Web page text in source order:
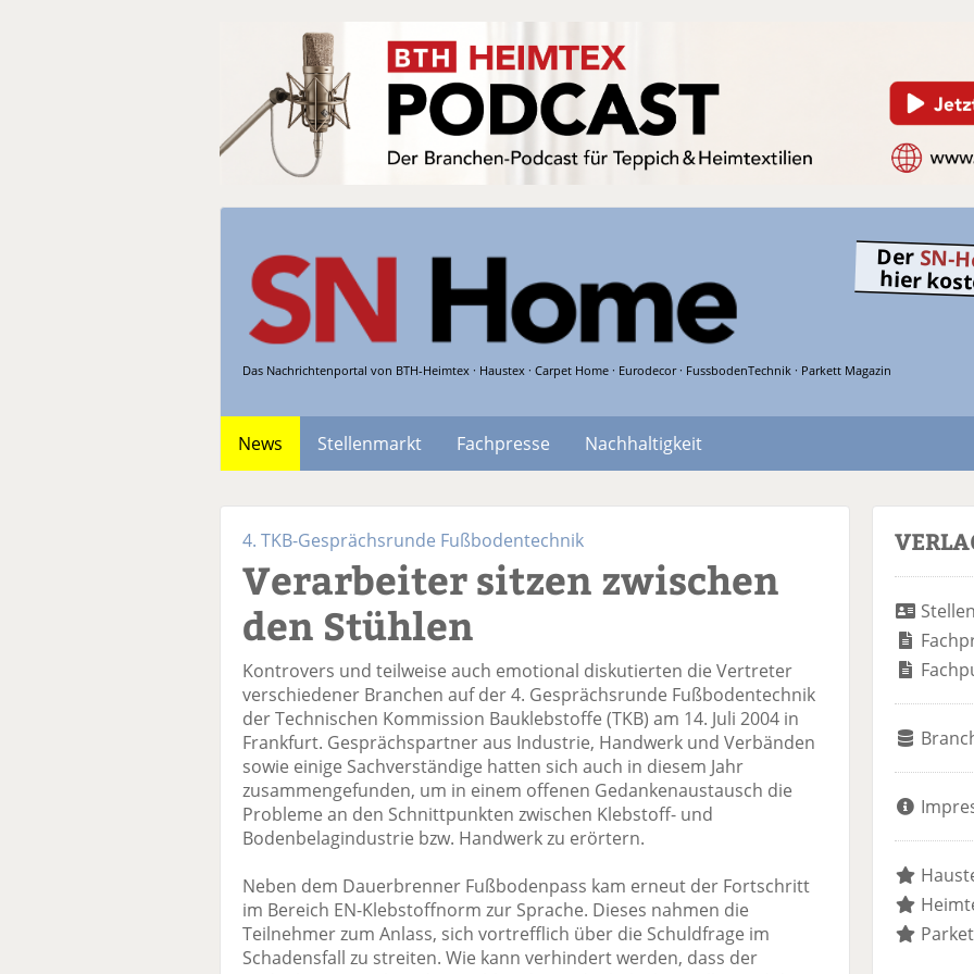
Das Nachrichtenportal von BTH-Heimtex · Haustex · Carpet Home · Eurodecor · FussbodenTechnik · Parkett Magazin
Der SN-
hier
News Stellenmarkt Fachpresse
Nachhaltigkeit
4. TKB-Gesprächsrunde Fußbodentechnik
Verarbeiter sitzen zwischen
den Stühlen
Kontrovers und teilweise auch emotional diskutierten die Vertreter
verschiedener Branchen auf der 4. Gesprächsrunde Fußbodentechnik
der Technischen Kommission Bauklebstoffe (TKB) am 14. Juli 2004 in
Frankfurt. Gesprächspartner aus Industrie, Handwerk und Verbänden
sowie einige Sachverständige hatten sich auch in diesem Jahr
zusammengefunden, um in einem offenen Gedankenaustausch die
Probleme an den Schnittpunkten zwischen Klebstoff- und
Bodenbelagindustrie bzw. Handwerk zu erörtern.
Neben dem Dauerbrenner Fußbodenpass kam erneut der Fortschritt
im Bereich EN-Klebstoffnorm zur Sprache. Dieses nahmen die
Teilnehmer zum Anlass, sich vortrefflich über die Schuldfrage im
Schadensfall zu streiten. Wie kann verhindert werden, dass der